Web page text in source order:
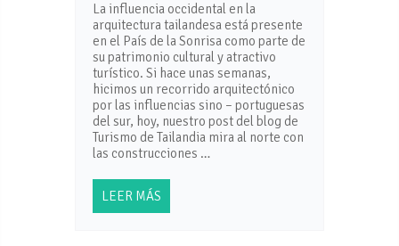
La influencia occidental en la
arquitectura tailandesa está presente
en el País de la Sonrisa como parte de
su patrimonio cultural y atractivo
turístico. Si hace unas semanas,
hicimos un recorrido arquitectónico
por las influencias sino – portuguesas
del sur, hoy, nuestro post del blog de
Turismo de Tailandia mira al norte con
las construcciones …
LEER MÁS